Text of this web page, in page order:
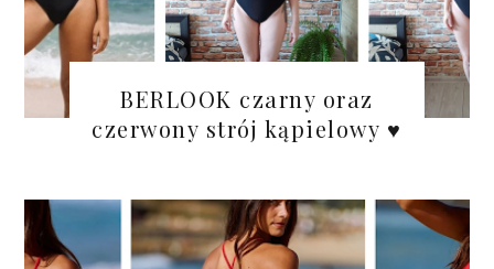
BERLOOK czarny oraz
czerwony strój kąpielowy ♥